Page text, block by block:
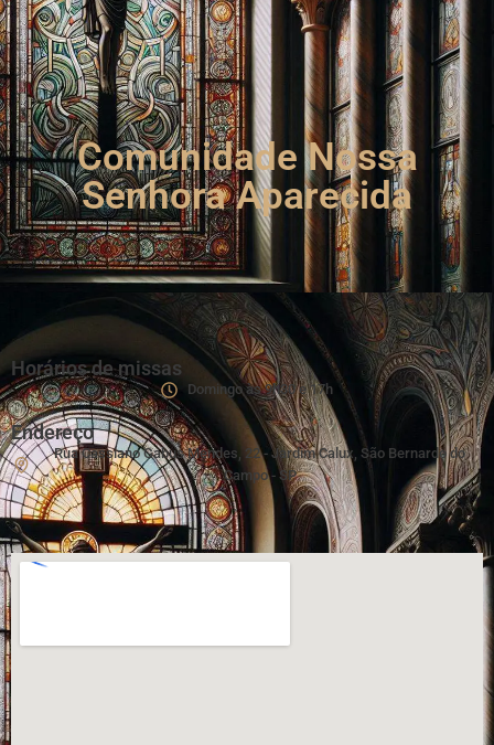
Comunidade Nossa
Senhora Aparecida
Horários de missas
Domingo às 9h30 e 17h
Endereço
Rua Cassiano Gabus Mendes, 22 - Jardim Calux, São Bernardo do
Campo - SP